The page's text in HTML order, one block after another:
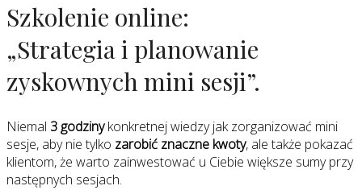
Szkolenie online:
„Strategia i planowanie
zyskownych mini sesji”.
Niemal 3 godzinykonkretnej wiedzy jak zorganizować mini
sesje, aby nie tylko zarobić znaczne kwoty, ale także pokazać
klientom, że warto zainwestować u Ciebie większe sumy przy
następnych sesjach.